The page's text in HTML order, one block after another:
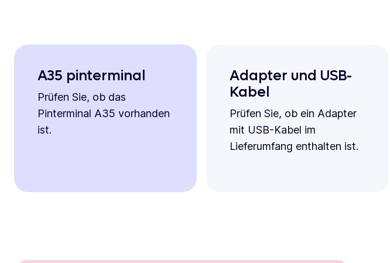
A35 pinterminal
Prüfen Sie, ob das
Pinterminal A35 vorhanden
ist.
Adapter und USB-
Kabel
Prüfen Sie, ob ein Adapter
mit USB-Kabel im
Lieferumfang enthalten ist.